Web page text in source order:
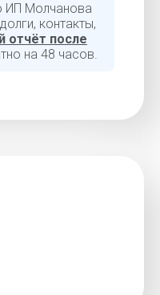
ИП Молчанова
контакты,
отчёт после
на 48 часов.